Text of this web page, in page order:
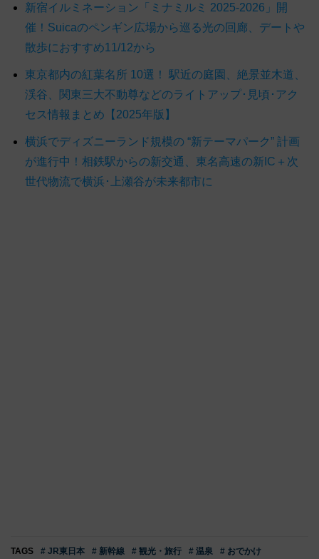
新宿イルミネーション「ミナミルミ 2025-2026」開
催！Suicaのペンギン広場から巡る光の回廊、デートや
散歩におすすめ11/12から
東京都内の紅葉名所 10選！ 駅近の庭園、絶景並木道、
渓谷、関東三大不動尊などのライトアップ･見頃･アク
セス情報まとめ【2025年版】
横浜でディズニーランド規模の “新テーマパーク” 計画
が進行中！相鉄駅からの新交通、東名高速の新IC＋次
世代物流で横浜･上瀬谷が未来都市に
TAGS # JR東日本 # 新幹線 # 観光・旅行 # 温泉 # おでかけ